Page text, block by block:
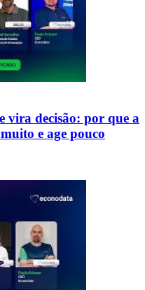
vira decisão: por que a
e age pouco